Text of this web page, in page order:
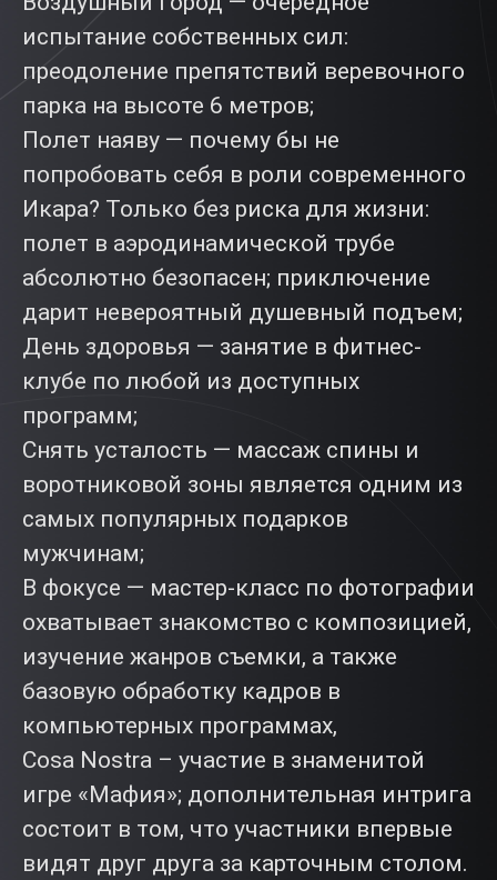
испытание собственных сил:
преодоление препятствий веревочного
парка на высоте 6 метров;
Полет наяву — почему бы не
попробовать себя в роли современного
Икара? Только без риска для жизни:
полет в аэродинамической трубе
абсолютно безопасен; приключение
дарит невероятный душевный подъем;
День здоровья — занятие в фитнес-
клубе по любой из доступных
программ;
Снять усталость — массаж спины и
воротниковой зоны является одним из
самых популярных подарков
мужчинам;
В фокусе — мастер-класс по фотографии
охватывает знакомство с композицией,
изучение жанров съемки, а также
базовую обработку кадров в
компьютерных программах,
Cosa Nostra – участие в знаменитой
игре «Мафия»; дополнительная интрига
состоит в том, что участники впервые
видят друг друга за карточным столом.